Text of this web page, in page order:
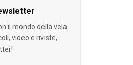
il mondo della vela
video e riviste,